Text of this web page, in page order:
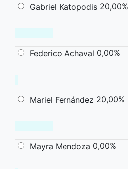
Gabriel Katopodis 20,00%
Federico Achaval 0,00%
Mariel Fernández 20,00%
Mayra Mendoza 0,00%